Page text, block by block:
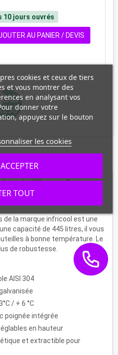
10 jours ouvrés
AU PANIER / DEVIS
- 3
de la marque infricool est une
capacité de 445 litres, il vous
à bonne température. Le
de robustesse.
AISI 304
/ + 6 °C
poignée intégrée
en hauteur
et extractible pour
cookies et ceux de tiers
et vous montrer des
en analysant vos
donner votre
appuyez sur le bouton
les cookies
TOUT